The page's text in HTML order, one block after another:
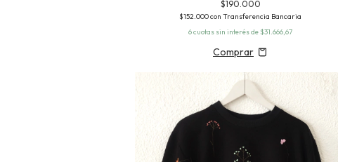
$190.000
$152.000con Transferencia Bancaria
6cuotas sin interés de $31.666,67